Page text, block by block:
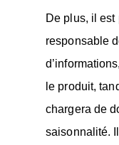
De plus, il est
responsable
le produit,
chargera de
saisonnalité.